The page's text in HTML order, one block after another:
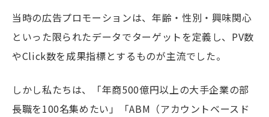
当時の広告プロモーションは、年齢・性別・興味関心
といった限られたデータでターゲットを定義し、PV数
やClick数を成果指標とするものが主流でした。
しかし私たちは、「年商500億円以上の大手企業の部
長職を100名集めたい」「ABM（アカウントベースド